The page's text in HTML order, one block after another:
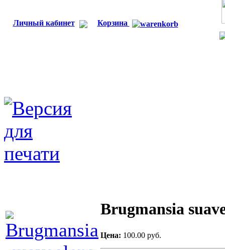
Личный кабинет Корзина
Brugmansia
Цена: 100.00 руб.